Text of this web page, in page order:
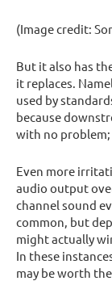
(Image credit:
But it also has
it replaces.
used by
because
with no problem;
Even more
audio output
channel sound
common, but
might actually
In these
may be worth